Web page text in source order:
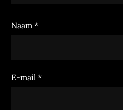
Naam*
E-mail*